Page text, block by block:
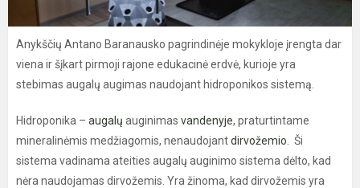
Anykščių Antano Baranausko pagrindinėje mokykloje įrengta dar
viena ir šįkart pirmoji rajone edukacinė erdvė, kurioje yra
stebimas augalų augimas naudojant hidroponikos sistemą.
Hidroponika – augalų auginimas vandenyje, praturtintame
mineralinėmis medžiagomis, nenaudojantdirvožemio . Ši
sistema vadinama ateities augalų auginimo sistema dėlto, kad
nėra naudojamas dirvožemis. Yra žinoma, kad dirvožemis yra